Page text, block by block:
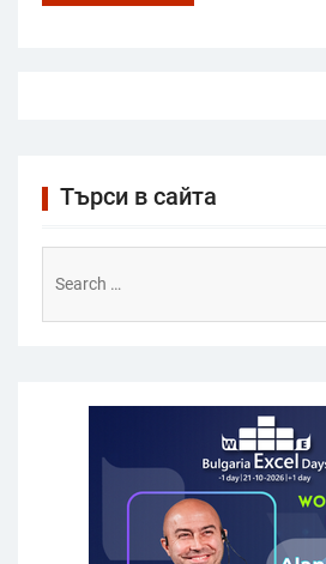
Търси в сайта
for: